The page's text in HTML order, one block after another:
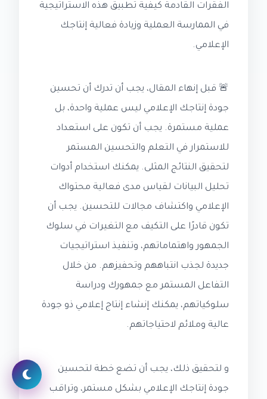
الفقرات القادمة كيفية تطبيق هذه الاستراتيجية
في الممارسة العملية وزيادة فعالية إنتاجك
الإعلامي.
🚨 قبل إنهاء المقال، يجب أن تدرك أن تحسين
جودة إنتاجك الإعلامي ليس عملية واحدة، بل
عملية مستمرة. يجب أن تكون على استعداد
للاستمرار في التعلم والتحسين المستمر
لتحقيق النتائج المثلى. يمكنك استخدام أدوات
تحليل البيانات لقياس مدى فعالية محتواك
الإعلامي واكتشاف مجالات للتحسين. يجب أن
تكون قادرًا على التكيف مع التغيرات في سلوك
الجمهور واهتماماتهم، وتنفيذ استراتيجيات
جديدة لجذب انتباههم وتحفيزهم. من خلال
التفاعل المستمر مع جمهورك ودراسة
سلوكياتهم، يمكنك إنشاء إنتاج إعلامي ذو جودة
عالية وملائم لاحتياجاتهم.
و لتحقيق ذلك، يجب أن تضع خطة لتحسين
جودة إنتاجك الإعلامي بشكل مستمر، وتراقب